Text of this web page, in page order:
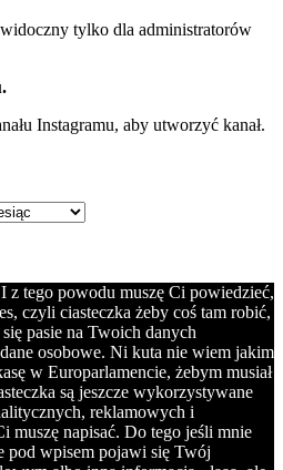
tylko dla administratorów
Instagramu, aby utworzyć kanał.
z tego powodu muszę Ci powiedzieć,
czyli ciasteczka żeby coś tam robić,
pasie na Twoich danych
osobowe. Ni kuta nie wiem jakim
w Europarlamencie, żebym musiał
są jeszcze wykorzystywane
reklamowych i
muszę napisać. Do tego jeśli mnie
pod wpisem pojawi się Twój